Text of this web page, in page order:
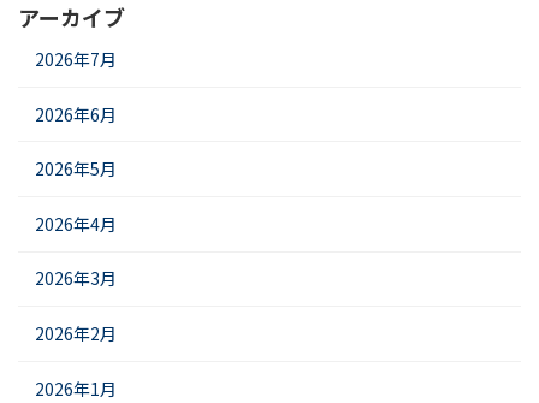
アーカイブ
2026年7月
2026年6月
2026年5月
2026年4月
2026年3月
2026年2月
2026年1月